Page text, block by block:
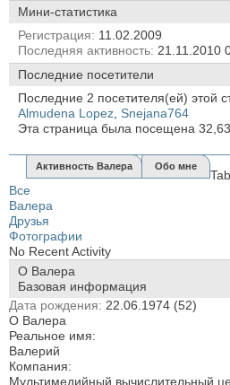
Мини-статистика
Регистрация
11.02.2009
Последняя активность 21.11.2010
Последние посетители
Последние 2 посетителя(ей) этой
Almudena Lopez Snejana764
Эта страница была посещена
Активность Валера Обо мне
Все
Валера
Друзья
Фотографии
No Recent Activity
О Валера
Базовая информация
Дата рождения
22.06.1974 (52)
О Валера
Реальное имя:
Валерий
Компания:
Мультимедийный вычислительный